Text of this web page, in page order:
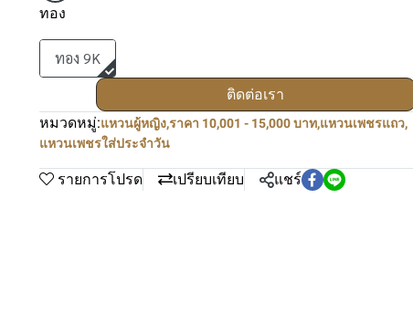
ทอง
ทอง 9K
ติดต่อเรา
หมวดหมู่:แหวนผู้หญิง,ราคา 10,001 - 15,000 บาท,แหวนเพชรแถว,
แหวนเพชรใส่ประจำวัน
รายการโปรด เปรียบเทียบ แชร์